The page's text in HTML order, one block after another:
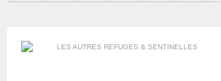
LES AUTRES REFUGES & SENTINELLES